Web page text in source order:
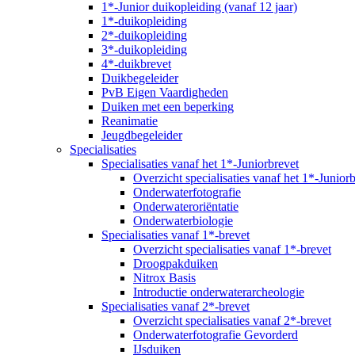
1*-Junior duikopleiding (vanaf 12 jaar)
1*-duikopleiding
2*-duikopleiding
3*-duikopleiding
4*-duikbrevet
Duikbegeleider
PvB Eigen Vaardigheden
Duiken met een beperking
Reanimatie
Jeugdbegeleider
Specialisaties
Specialisaties vanaf het 1*-Juniorbrevet
Overzicht specialisaties vanaf het 1*-
Onderwaterfotografie
Onderwateroriëntatie
Onderwaterbiologie
Specialisaties vanaf 1*-brevet
Overzicht specialisaties vanaf 1*-brevet
Droogpakduiken
Nitrox Basis
Introductie onderwaterarcheologie
Specialisaties vanaf 2*-brevet
Overzicht specialisaties vanaf 2*-brevet
Onderwaterfotografie Gevorderd
IJsduiken